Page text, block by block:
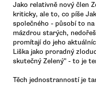
Jako relativně nový člen
kriticky, ale to, co píše
společného - působí to
mázdrou starých,
promítají do jeho
Liška jako proradný
skutečný Zelený" - to je
Těch jednostranností je